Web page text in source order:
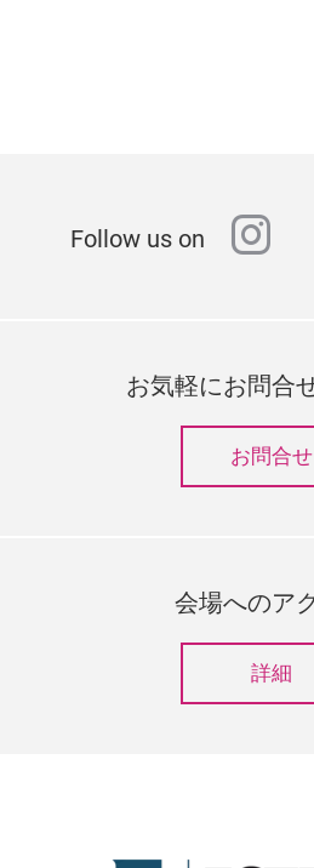
Follow us on
お気軽にお問合
お問合せ
会場へのア
詳細